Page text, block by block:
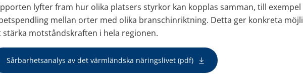
lyfter fram hur olika platsers styrkor kan kopplas samman, till exempel
mellan orter med olika branschinriktning. Detta ger konkreta
stärka motståndskraften i hela regionen.
Sårbarhetsanalys av det värmländska näringslivet (pdf)pdf, 1 MB.